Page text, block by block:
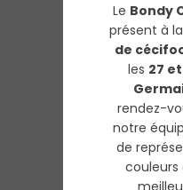
Le Bondy
présent à la
de
les 27
rendez-
notre
de